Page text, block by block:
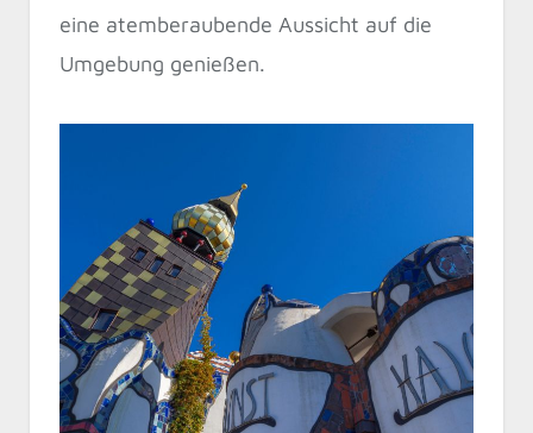
eine atemberaubende Aussicht auf die
Umgebung genießen.